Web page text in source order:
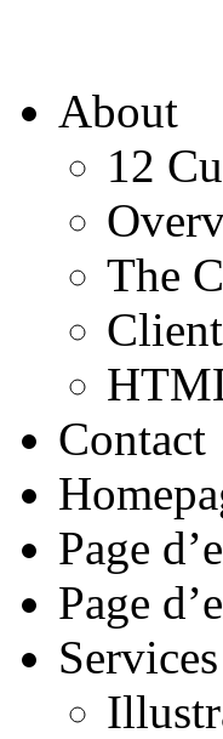
About
12
The
Contact
Page
Page
Services